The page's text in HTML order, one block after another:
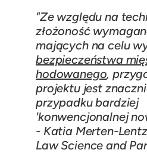
"Ze względu na
złożoność
mających na celu
bezpieczeństwa
hodowanego,
projektu jest
przypadku bardziej
'konwencjonalnej
- Katia Merten-
Law Science and